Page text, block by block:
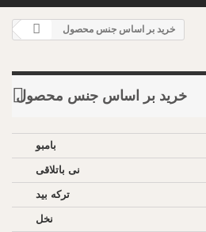
خرید بر اساس جنس محصول
خرید بر اساس جنس محصول
بامبو
نی باتلاقی
ترکه بید
نخل